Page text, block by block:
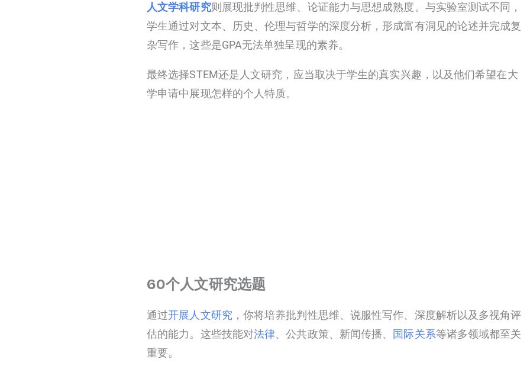
人文学科研究则展现批判性思维、论证能力与思想成熟度。与实验室测试不同，
学生通过对文本、历史、伦理与哲学的深度分析，形成富有洞见的论述并完成复
杂写作，这些是GPA无法单独呈现的素养。
最终选择STEM还是人文研究，应当取决于学生的真实兴趣，以及他们希望在大
学申请中展现怎样的个人特质。
60个人文研究选题
通过开展人文研究 ，你将培养批判性思维、说服性写作、深度解析以及多视角评
估的能力。这些技能对法律、公共政策、新闻传播、 国际关系等诸多领域都至关
重要。